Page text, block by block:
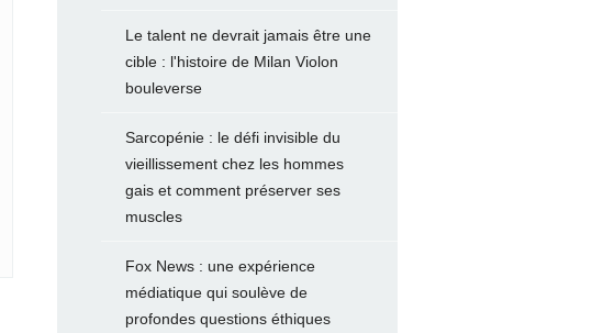
Le talent ne devrait jamais être une
cible : l'histoire de Milan Violon
bouleverse
Sarcopénie : le défi invisible du
vieillissement chez les hommes
gais et comment préserver ses
muscles
Fox News : une expérience
médiatique qui soulève de
profondes questions éthiques